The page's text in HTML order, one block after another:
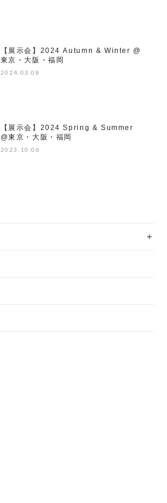
【展示会】2024 Autumn & Winter @
東京・大阪・福岡
2024.03.08
【展示会】2024 Spring & Summer
@東京・大阪・福岡
2023.10.06